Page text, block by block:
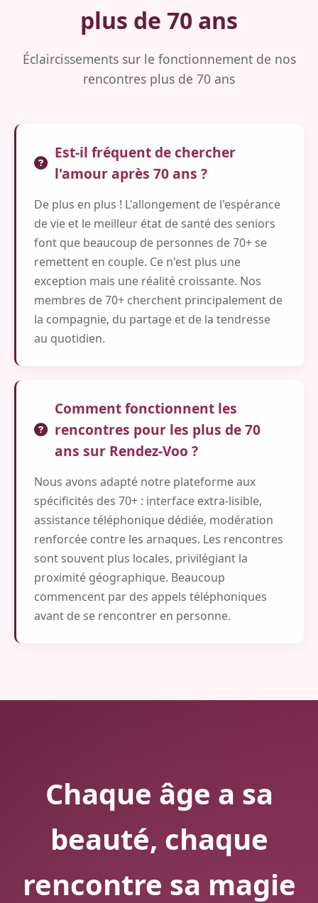
plus de 70 ans
Éclaircissements sur le fonctionnement de nos
rencontres plus de 70 ans
Est-il fréquent de chercher
l'amour après 70 ans ?
De plus en plus ! L'allongement de l'espérance
de vie et le meilleur état de santé des seniors
font que beaucoup de personnes de 70+ se
remettent en couple. Ce n'est plus une
exception mais une réalité croissante. Nos
membres de 70+ cherchent principalement de
la compagnie, du partage et de la tendresse
au quotidien.
Comment fonctionnent les
rencontres pour les plus de 70
ans sur Rendez-Voo ?
Nous avons adapté notre plateforme aux
spécificités des 70+ : interface extra-lisible,
assistance téléphonique dédiée, modération
renforcée contre les arnaques. Les rencontres
sont souvent plus locales, privilégiant la
proximité géographique. Beaucoup
commencent par des appels téléphoniques
avant de se rencontrer en personne.
Chaque âge a sa
beauté, chaque
rencontre sa magie